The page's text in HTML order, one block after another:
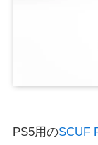
PS5用のSCUF